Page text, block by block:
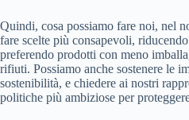
Quindi, cosa possiamo fare noi, nel
fare scelte più consapevoli,
preferendo prodotti con meno
rifiuti. Possiamo anche sostenere le
sostenibilità, e chiedere ai nostri
politiche più ambiziose per